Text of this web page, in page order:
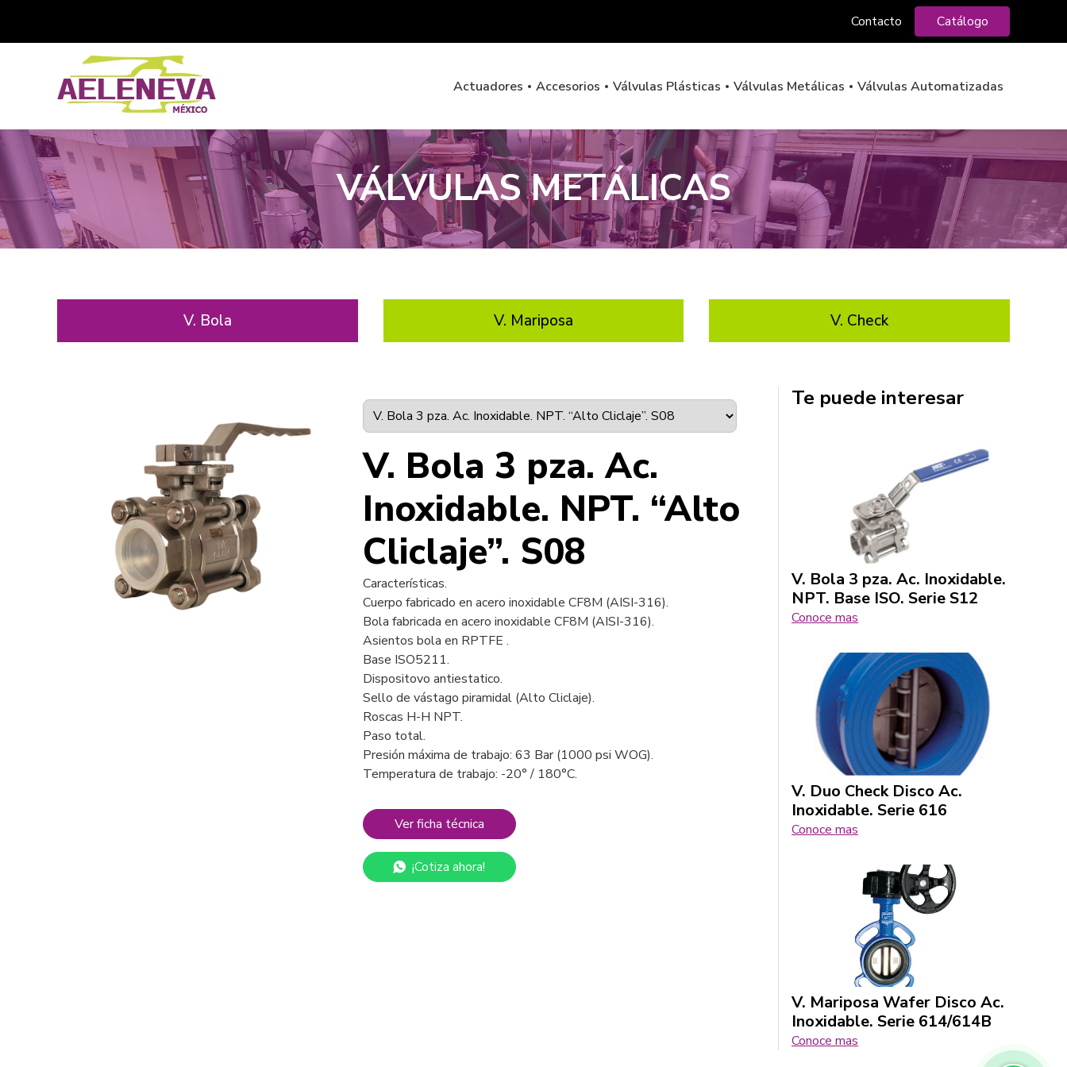
Contacto Catálogo
Actuadores Accesorios Válvulas Plásticas Válvulas Metálicas Válvulas Automatizadas
VÁLVULAS METÁLICAS
V. Bola V. Mariposa V. Check
V. Bola 3 pza. Ac.
Inoxidable. NPT. “Alto
Cliclaje”. S08
Características.
Cuerpo fabricado en acero inoxidable CF8M (AISI-316).
Bola fabricada en acero inoxidable CF8M (AISI-316).
Asientos bola en RPTFE .
Base ISO5211.
Dispositovo antiestatico.
Sello de vástago piramidal (Alto Cliclaje).
Roscas H-H NPT.
Paso total.
Presión máxima de trabajo: 63 Bar (1000 psi WOG).
Temperatura de trabajo: -20° / 180°C.
Ver ficha técnica
¡Cotiza ahora!
Te puede interesar
V. Bola 3 pza. Ac. Inoxidable.
NPT. Base ISO. Serie S12
Conoce mas
V. Duo Check Disco Ac.
Inoxidable. Serie 616
Conoce mas
V. Mariposa Wafer Disco Ac.
Inoxidable. Serie 614/614B
Conoce mas